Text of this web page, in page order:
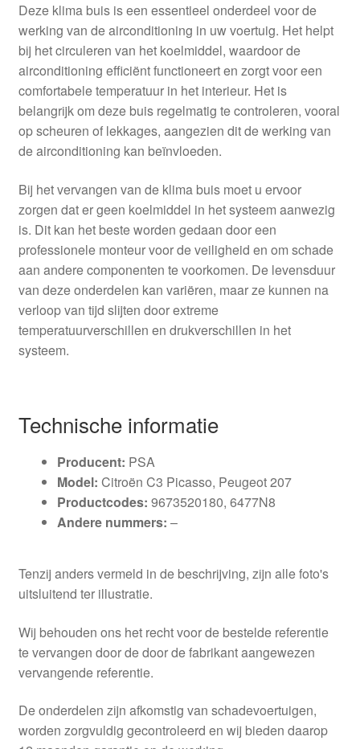
Deze klima buis is een essentieel onderdeel voor de
werking van de airconditioning in uw voertuig. Het helpt
bij het circuleren van het koelmiddel, waardoor de
airconditioning efficiënt functioneert en zorgt voor een
comfortabele temperatuur in het interieur. Het is
belangrijk om deze buis regelmatig te controleren, vooral
op scheuren of lekkages, aangezien dit de werking van
de airconditioning kan beïnvloeden.
Bij het vervangen van de klima buis moet u ervoor
zorgen dat er geen koelmiddel in het systeem aanwezig
is. Dit kan het beste worden gedaan door een
professionele monteur voor de veiligheid en om schade
aan andere componenten te voorkomen. De levensduur
van deze onderdelen kan variëren, maar ze kunnen na
verloop van tijd slijten door extreme
temperatuurverschillen en drukverschillen in het
systeem.
Technische informatie
Producent: PSA
Model: Citroën C3 Picasso, Peugeot 207
Productcodes: 9673520180, 6477N8
Andere nummers: –
Tenzij anders vermeld in de beschrijving, zijn alle foto's
uitsluitend ter illustratie.
Wij behouden ons het recht voor de bestelde referentie
te vervangen door de door de fabrikant aangewezen
vervangende referentie.
De onderdelen zijn afkomstig van schadevoertuigen,
worden zorgvuldig gecontroleerd en wij bieden daarop